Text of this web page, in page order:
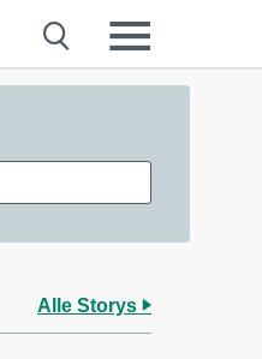
Alle Storys